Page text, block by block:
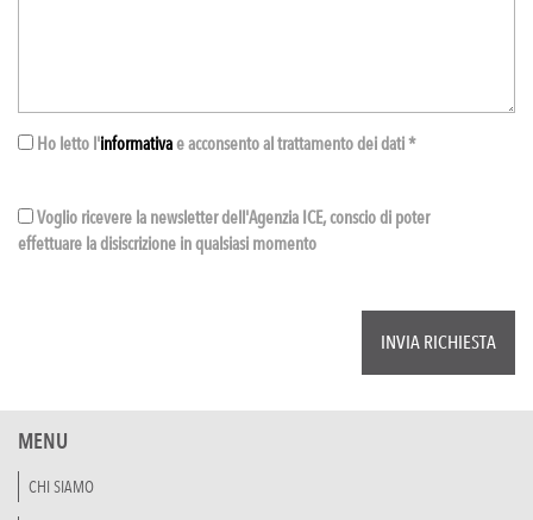
Ho letto l'informativae acconsento al trattamento dei dati *
Voglio ricevere la newsletter dell'Agenzia ICE, conscio di poter
effettuare la disiscrizione in qualsiasi momento
MENU
CHI SIAMO